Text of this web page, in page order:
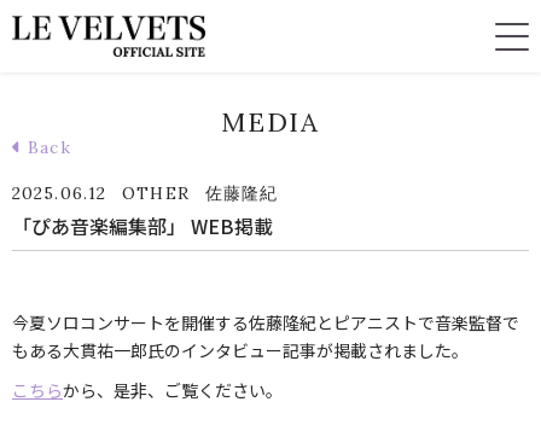
MEDIA
Back
2025.06.12 OTHER 佐藤隆紀
「ぴあ音楽編集部」 WEB掲載
今夏ソロコンサートを開催する佐藤隆紀とピアニストで音楽監督で
もある大貫祐一郎氏のインタビュー記事が掲載されました。
こちらから、是非、ご覧ください。